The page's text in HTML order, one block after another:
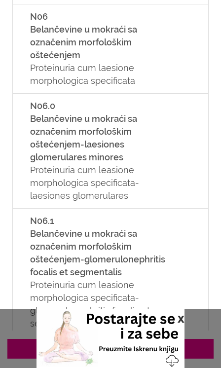
N06
Belančevine u mokraći sa
označenim morfološkim
oštećenjem
Proteinuria cum laesione
morphologica specificata
N06.0
Belančevine u mokraći sa
označenim morfološkim
oštećenjem-laesiones
glomerulares minores
Proteinuria cum leasione
morphologica specificata-
laesiones glomerulares
N06.1
Belančevine u mokraći sa
označenim morfološkim
oštećenjem-glomerulonephritis
focalis et segmentalis
Proteinuria cum leasione
morphologica specificata-
glomerulonephritis focalis et
segmentalis
N06.2
Belančevine u mokraći sa
x
ZAKAZIVANJE 063/687-460